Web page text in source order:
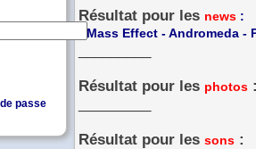
passe
Résultat pour les news :
Mass Effect - Andromeda -
Résultat pour les photos
Résultat pour les sons :